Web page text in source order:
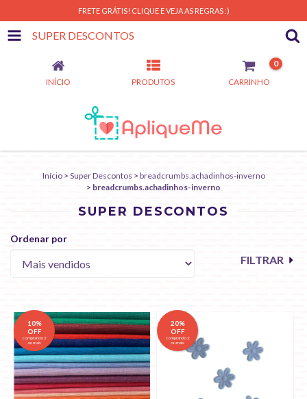
FRETE GRÁTIS! CLIQUE E VEJA AS REGRAS :)
SUPER DESCONTOS
INÍCIO PRODUTOS CARRINHO
0
Início > Super Descontos > breadcrumbs.achadinhos-inverno
> breadcrumbs.achadinhos-inverno
SUPER DESCONTOS
Ordenar por
FILTRAR
10%
OFF
comprando 2
ou mais
20%
OFF
comprando 2
ou mais